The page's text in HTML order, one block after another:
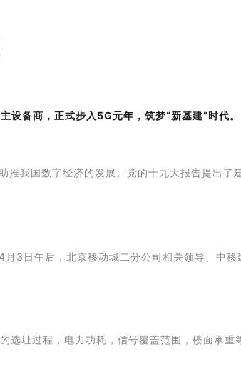
备商，正式步入5G元年，筑梦“新基建”时代。
我国数字经济的发展。党的十九大报告提出
日午后，北京移动城二分公司相关领导、中
址过程，电力功耗，信号覆盖范围，楼面承重